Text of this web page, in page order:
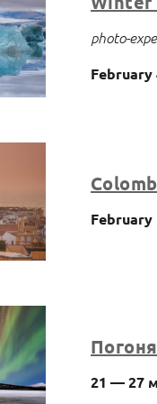
photo-
21 — 27